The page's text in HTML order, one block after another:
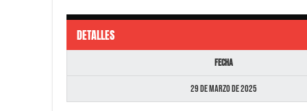
DETALLES
Fecha
29 de marzo de 2025